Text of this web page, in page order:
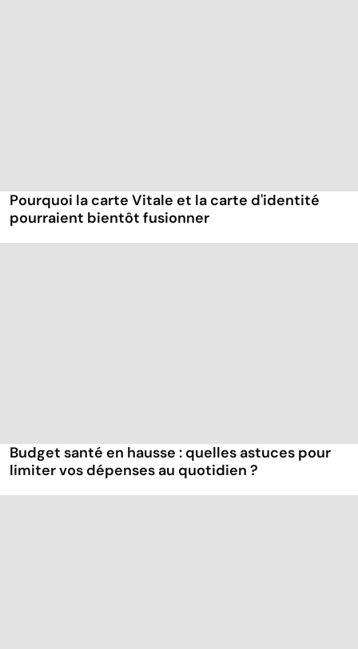
Pourquoi la carte Vitale et la carte d'identité
pourraient bientôt fusionner
Budget santé en hausse : quelles astuces pour
limiter vos dépenses au quotidien ?